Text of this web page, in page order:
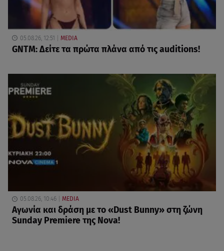
05.08.26, 12:51 MEDIA
GNTM: Δείτε τα πρώτα πλάνα από τις auditions!
05.08.26, 10:46 MEDIA
Αγωνία και δράση με το «Dust Bunny» στη ζώνη
Sunday Premiere της Nova!